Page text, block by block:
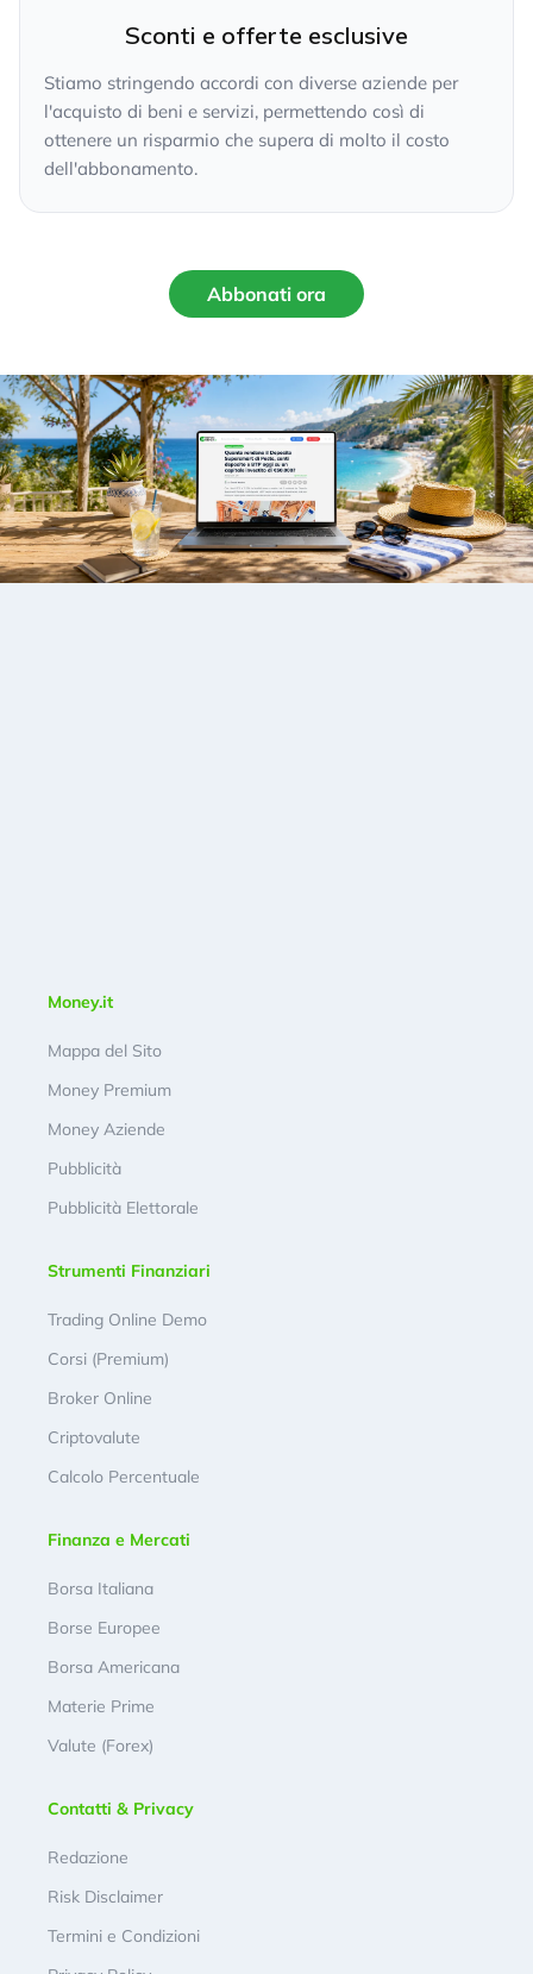
Sconti e offerte esclusive
Stiamo stringendo accordi con diverse aziende per
l'acquisto di beni e servizi, permettendo così di
ottenere un risparmio che supera di molto il costo
dell'abbonamento.
Abbonati ora
Money.it
Mappa del Sito
Money Premium
Money Aziende
Pubblicità
Pubblicità Elettorale
Strumenti Finanziari
Trading Online Demo
Corsi (Premium)
Broker Online
Criptovalute
Calcolo Percentuale
Finanza e Mercati
Borsa Italiana
Borse Europee
Borsa Americana
Materie Prime
Valute (Forex)
Contatti & Privacy
Redazione
Risk Disclaimer
Termini e Condizioni